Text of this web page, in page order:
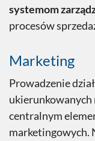
systemom
procesów
Marketing
Prowadzenie
ukierunkowanych
centralnym
marketingowych.